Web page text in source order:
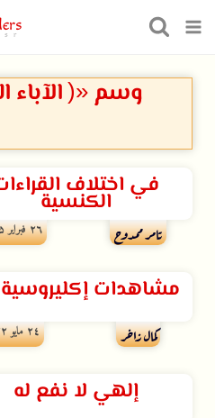
وسم «( الآباء
في اختلاف
الكنسية
تامر ممدوح ۲٦ فبراير ۲۰۲۵
مشاهدات إكليروسية
كمال زاخر ۲٤ مايو ۲۰۲۲
إلهي لا نفع له